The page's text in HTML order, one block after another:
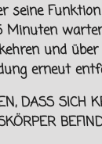
seine
und
erneut
DASS SICH